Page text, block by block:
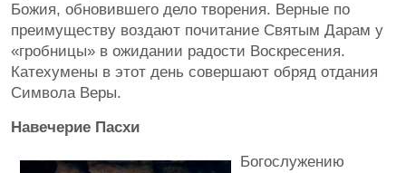
Божия, обновившего дело творения. Верные по
преимуществу воздают почитание Святым Дарам у
«гробницы» в ожидании радости Воскресения.
Катехумены в этот день совершают обряд отдания
Символа Веры.
Навечерие Пасхи
Богослужению